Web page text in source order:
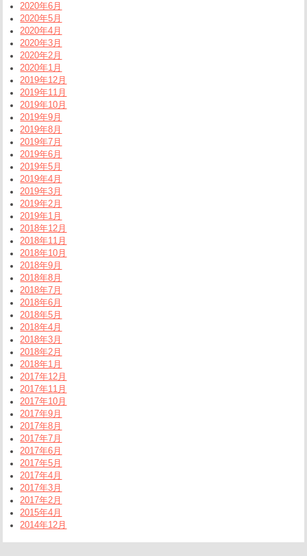
2020年6月
2020年5月
2020年4月
2020年3月
2020年2月
2020年1月
2019年12月
2019年11月
2019年10月
2019年9月
2019年8月
2019年7月
2019年6月
2019年5月
2019年4月
2019年3月
2019年2月
2019年1月
2018年12月
2018年11月
2018年10月
2018年9月
2018年8月
2018年7月
2018年6月
2018年5月
2018年4月
2018年3月
2018年2月
2018年1月
2017年12月
2017年11月
2017年10月
2017年9月
2017年8月
2017年7月
2017年6月
2017年5月
2017年4月
2017年3月
2017年2月
2015年4月
2014年12月